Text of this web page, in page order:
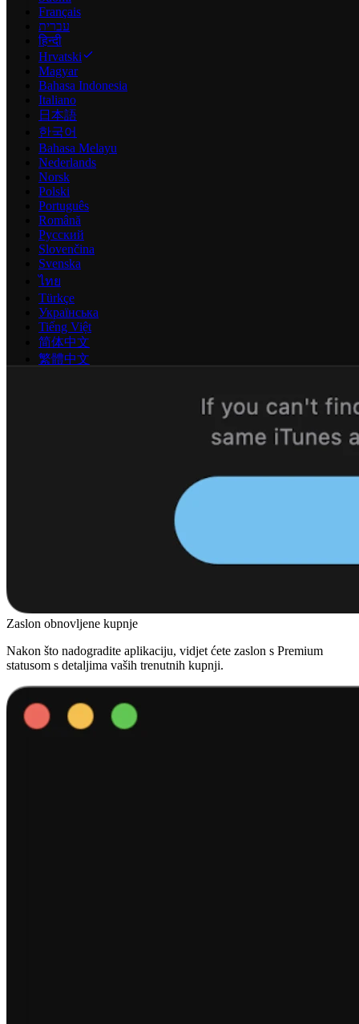
Français
עברית
हिन्दी
Hrvatski
Magyar
Bahasa Indonesia
Italiano
日本語
한국어
Bahasa Melayu
Nederlands
Norsk
Polski
Português
Română
Русский
Slovenčina
Svenska
ไทย
Türkçe
Українська
Tiếng Việt
简体中文
繁體中文
Zaslon obnovljene kupnje
Nakon što nadogradite aplikaciju, vidjet ćete zaslon s Premium
statusom s detaljima vaših trenutnih kupnji.